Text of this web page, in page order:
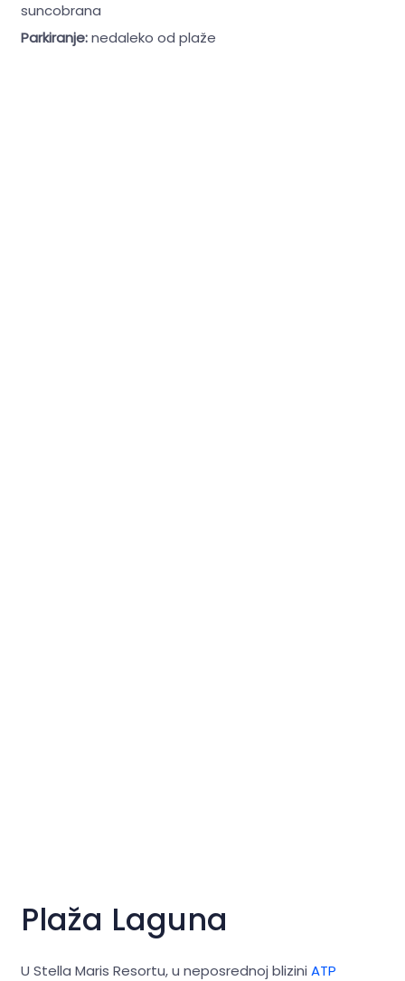
suncobrana
Parkiranje:nedaleko od plaže
Plaža Laguna
U Stella Maris Resortu, u neposrednoj blizini ATP